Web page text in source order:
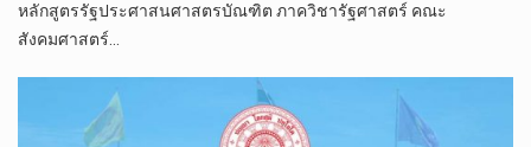
หลักสูตรรัฐประศาสนศาสตรบัณฑิต ภาควิชารัฐศาสตร์ คณะ
สังคมศาสตร์…